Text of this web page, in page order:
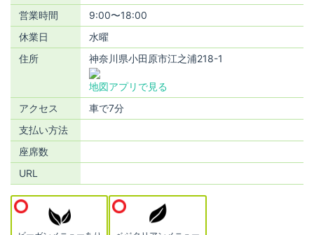
営業時間
9:00〜18:00
休業日
水曜
住所
神奈川県小田原市江之浦218-1
地図アプリで見る
アクセス
車で7分
支払い方法
座席数
URL